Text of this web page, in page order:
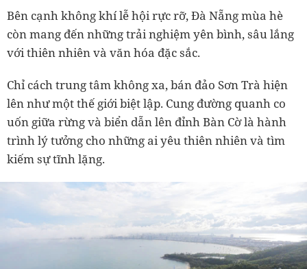
Bên cạnh không khí lễ hội rực rỡ, Đà Nẵng mùa hè
còn mang đến những trải nghiệm yên bình, sâu lắng
với thiên nhiên và văn hóa đặc sắc.
Chỉ cách trung tâm không xa, bán đảo Sơn Trà hiện
lên như một thế giới biệt lập. Cung đường quanh co
uốn giữa rừng và biển dẫn lên đỉnh Bàn Cờ là hành
trình lý tưởng cho những ai yêu thiên nhiên và tìm
kiếm sự tĩnh lặng.